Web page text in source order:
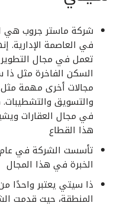
شركة ماستر جروب هي
في العاصمة الإدارية.
تعمل في مجال التطوير
السكن الفاخرة مثل
مجالات أخرى مهمة مثل
والتسويق
في مجال العقارات
هذا القطاع
الخبرة في هذا المجال
ذا سيتي يعتبر واحدًا
المنطقة، حيث قدمت